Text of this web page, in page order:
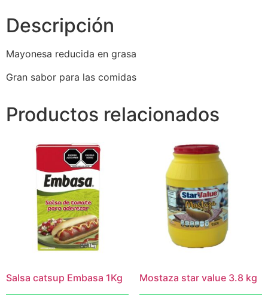
Descripción
Mayonesa reducida en grasa
Gran sabor para las comidas
Productos relacionados
Salsa catsup Embasa 1Kg
Mostaza star value 3.8 kg